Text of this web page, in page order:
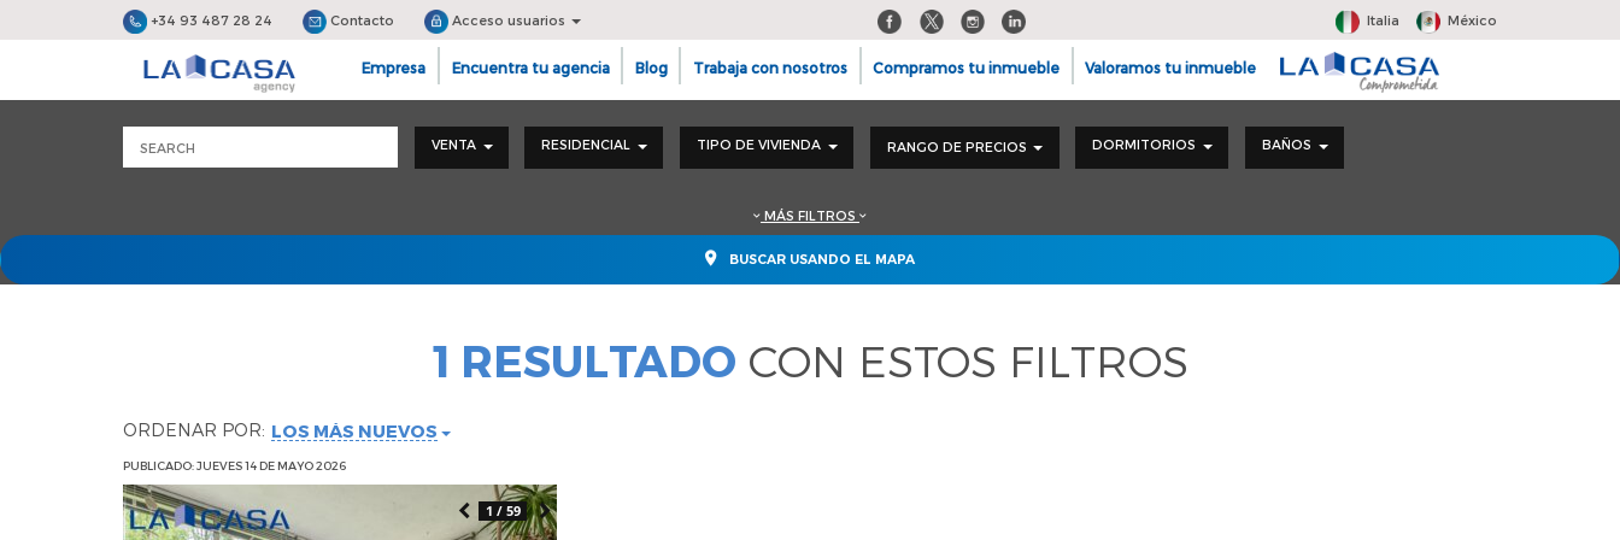
+34 93 487 28 24 Contacto Acceso usuarios Italia México
Empresa Encuentra tu agencia Blog Trabaja con nosotros Compramos tu inmueble Valoramos tu inmueble
VENTA RESIDENCIAL TIPO DE VIVIENDA RANGO DE PRECIOS DORMITORIOS BAÑOS
MÁS FILTROS
BUSCAR USANDO EL MAPA
1 RESULTADO CON ESTOS FILTROS
ORDENAR POR: LOS MÁS NUEVOS
PUBLICADO: JUEVES 14 DE MAYO 2026
1 / 59